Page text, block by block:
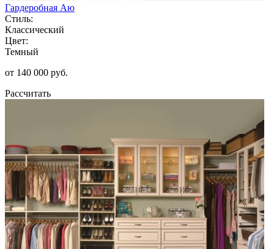
Гардеробная Аю
Стиль:
Классический
Цвет:
Темный
от 140 000 руб.
Рассчитать